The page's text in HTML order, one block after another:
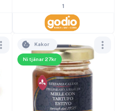
1
Ni tjänar 27kr
Kakor